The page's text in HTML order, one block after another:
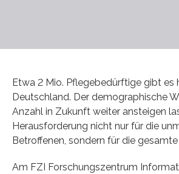
Etwa 2 Mio. Pflegebedürftige gibt es
Deutschland. Der demographische
Anzahl in Zukunft weiter ansteigen
Herausforderung nicht nur für die
Betroffenen, sondern für die
Am FZI Forschungszentrum